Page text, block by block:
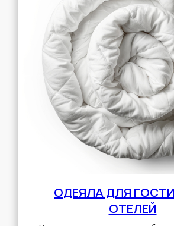
ОДЕЯЛА ДЛЯ
ОТЕЛЕЙ